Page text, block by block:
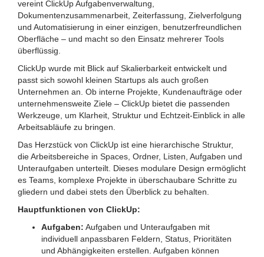
vereint ClickUp Aufgabenverwaltung,
Dokumentenzusammenarbeit, Zeiterfassung, Zielverfolgung
und Automatisierung in einer einzigen, benutzerfreundlichen
Oberfläche – und macht so den Einsatz mehrerer Tools
überflüssig.
ClickUp wurde mit Blick auf Skalierbarkeit entwickelt und
passt sich sowohl kleinen Startups als auch großen
Unternehmen an. Ob interne Projekte, Kundenaufträge oder
unternehmensweite Ziele – ClickUp bietet die passenden
Werkzeuge, um Klarheit, Struktur und Echtzeit-Einblick in alle
Arbeitsabläufe zu bringen.
Das Herzstück von ClickUp ist eine hierarchische Struktur,
die Arbeitsbereiche in Spaces, Ordner, Listen, Aufgaben und
Unteraufgaben unterteilt. Dieses modulare Design ermöglicht
es Teams, komplexe Projekte in überschaubare Schritte zu
gliedern und dabei stets den Überblick zu behalten.
Hauptfunktionen von ClickUp:
Aufgaben: Aufgaben und Unteraufgaben mit
individuell anpassbaren Feldern, Status, Prioritäten
und Abhängigkeiten erstellen. Aufgaben können